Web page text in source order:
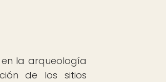
la arqueología
de los sitios